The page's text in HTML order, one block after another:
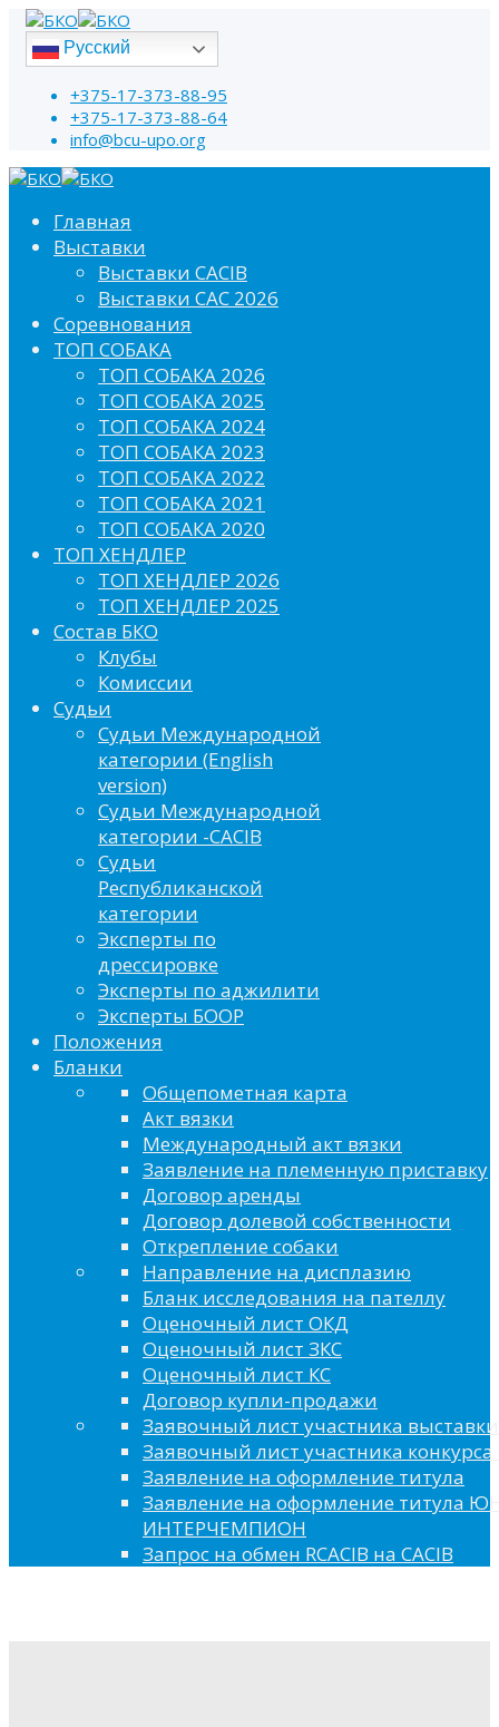
Русский
+375-17-373-88-95
+375-17-373-88-64
info@bcu-upo.org
Главная
Выставки
Выставки CACIB
Выставки САС 2026
Соревнования
ТОП СОБАКА
ТОП СОБАКА 2026
ТОП СОБАКА 2025
ТОП СОБАКА 2024
ТОП СОБАКА 2023
ТОП СОБАКА 2022
ТОП СОБАКА 2021
ТОП СОБАКА 2020
ТОП ХЕНДЛЕР
ТОП ХЕНДЛЕР 2026
ТОП ХЕНДЛЕР 2025
Состав БКО
Клубы
Комиссии
Судьи
Судьи Международной
категории (English
version)
Судьи Международной
категории -CACIB
Судьи
Республиканской
категории
Эксперты по
дрессировке
Эксперты по аджилити
Эксперты БООР
Положения
Бланки
Общепометная карта
Акт вязки
Международный акт вязки
Заявление на племенную приставку
Договор аренды
Договор долевой собственности
Открепление собаки
Направление на дисплазию
Бланк исследования на пателлу
Оценочный лист ОКД
Оценочный лист ЗКС
Оценочный лист КС
Договор купли-продажи
Заявочный лист участника выставки
Заявочный лист участника конкурса
Заявление на оформление титула
Заявление на оформление титула
ИНТЕРЧЕМПИОН
Запрос на обмен RCACIB на CACIB